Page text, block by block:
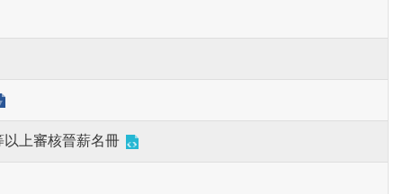
上審核晉薪名冊